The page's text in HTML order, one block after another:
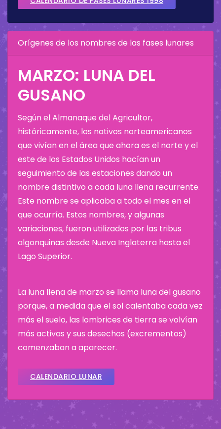
Orígenes de los nombres de las fases lunares
MARZO: LUNA DEL
GUSANO
Según el Almanaque del Agricultor,
históricamente, los nativos norteamericanos
que vivían en el área que ahora es el norte y el
este de los Estados Unidos hacían un
seguimiento de las estaciones dando un
nombre distintivo a cada luna llena recurrente.
Este nombre se aplicaba a todo el mes en el
que ocurría. Estos nombres, y algunas
variaciones, fueron utilizados por las tribus
algonquinas desde Nueva Inglaterra hasta el
Lago Superior.
La luna llena de marzo se llama luna del gusano
porque, a medida que el sol calentaba cada vez
más el suelo, las lombrices de tierra se volvían
más activas y sus desechos (excrementos)
comenzaban a aparecer.
CALENDARIO LUNAR